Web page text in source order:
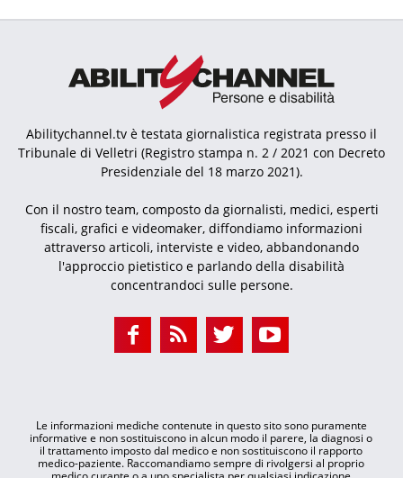
Abilitychannel.tv è testata giornalistica registrata presso il
Tribunale di Velletri (Registro stampa n. 2 / 2021 con Decreto
Presidenziale del 18 marzo 2021).
Con il nostro team, composto da giornalisti, medici, esperti
fiscali, grafici e videomaker, diffondiamo informazioni
attraverso articoli, interviste e video, abbandonando
l'approccio pietistico e parlando della disabilità
concentrandoci sulle persone.
Le informazioni mediche contenute in questo sito sono puramente
informative e non sostituiscono in alcun modo il parere, la diagnosi o
il trattamento imposto dal medico e non sostituiscono il rapporto
medico-paziente. Raccomandiamo sempre di rivolgersi al proprio